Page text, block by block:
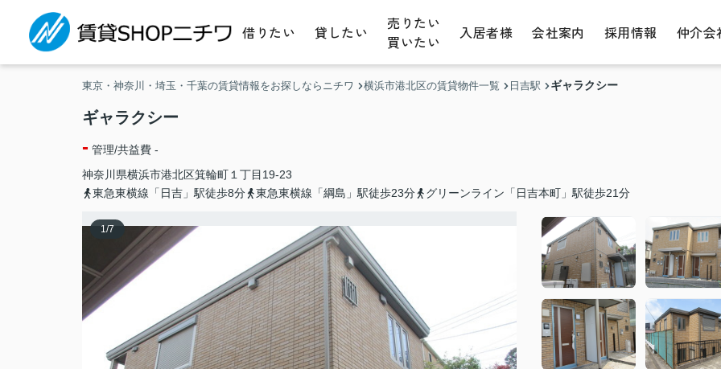
借りたい 貸したい
売りたい
買いたい
入居者様 会社案内 採用情報 仲介会
東京・神奈川・埼玉・千葉の賃貸情報をお探しならニチワ 横浜市港北区の賃貸物件一覧 日吉駅 ギャラクシー
ギャラクシー
- 管理/共益費 -
神奈川県横浜市港北区箕輪町 １丁目19-23
東急東横線「日吉」駅徒歩8分
東急東横線「綱島」駅徒歩23分 グリーンライン「日吉本町」駅徒歩21分
1/7